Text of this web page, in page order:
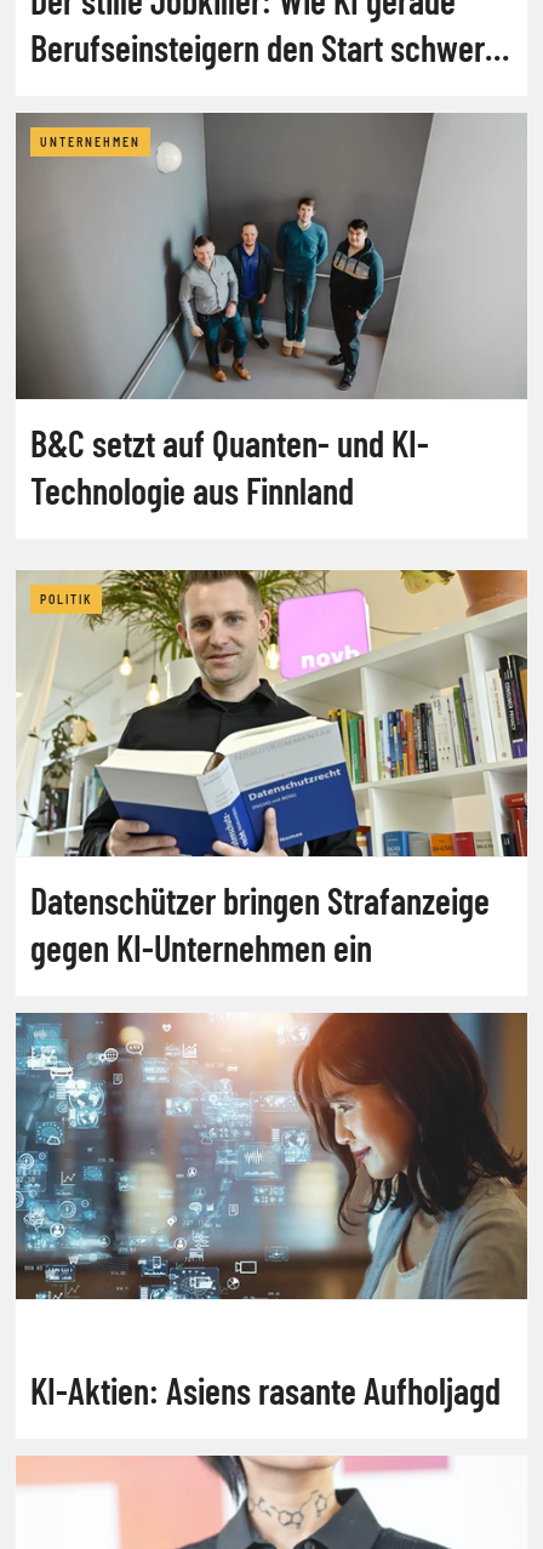
Berufseinsteigern den Start schwer
UNTERNEHMEN
B&C setzt auf Quanten- und KI-
Technologie aus Finnland
POLITIK
Datenschützer bringen Strafanzeige
gegen KI-Unternehmen ein
KI-Aktien: Asiens rasante Aufholjagd